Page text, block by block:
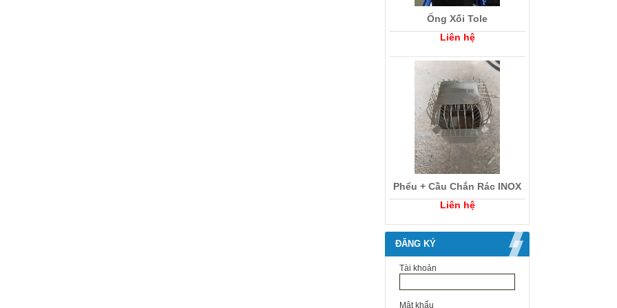
Ống Xối Tole
Liên hệ
Phểu + Cầu Chắn Rác INOX
Liên hệ
ĐĂNG KÝ
Tài khoản
Mật khẩu